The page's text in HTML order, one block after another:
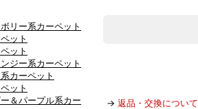
リー系カーペット
ット
ット
ジー系カーペット
カーペット
ット
＆パープル系カー
→ 返品・交換について